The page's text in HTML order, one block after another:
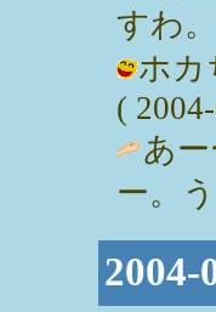
すわ
ホカ
(
あ
ー。